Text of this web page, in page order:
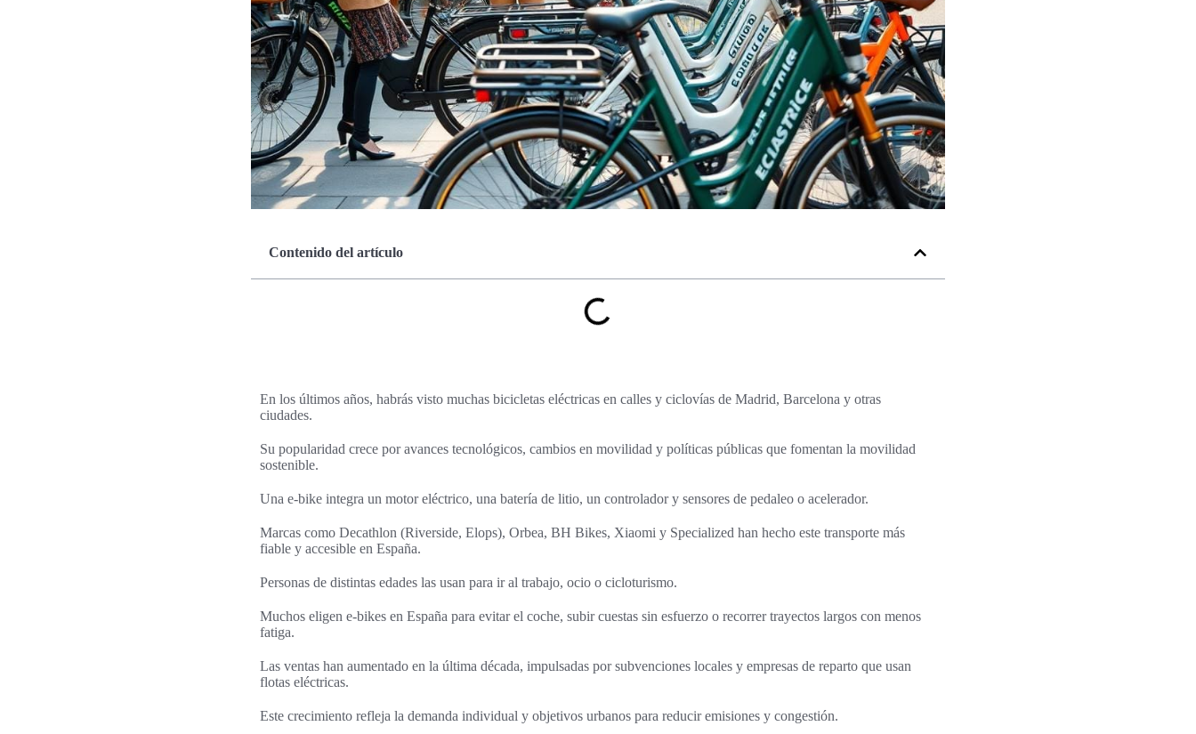
Contenido del artículo
En los últimos años, habrás visto muchas bicicletas eléctricas en calles y ciclovías de Madrid, Barcelona y otras
ciudades.
Su popularidad crece por avances tecnológicos, cambios en movilidad y políticas públicas que fomentan la movilidad
sostenible.
Una e-bike integra un motor eléctrico, una batería de litio, un controlador y sensores de pedaleo o acelerador.
Marcas como Decathlon (Riverside, Elops), Orbea, BH Bikes, Xiaomi y Specialized han hecho este transporte más
fiable y accesible en España.
Personas de distintas edades las usan para ir al trabajo, ocio o cicloturismo.
Muchos eligen e-bikes en España para evitar el coche, subir cuestas sin esfuerzo o recorrer trayectos largos con menos
fatiga.
Las ventas han aumentado en la última década, impulsadas por subvenciones locales y empresas de reparto que usan
flotas eléctricas.
Este crecimiento refleja la demanda individual y objetivos urbanos para reducir emisiones y congestión.